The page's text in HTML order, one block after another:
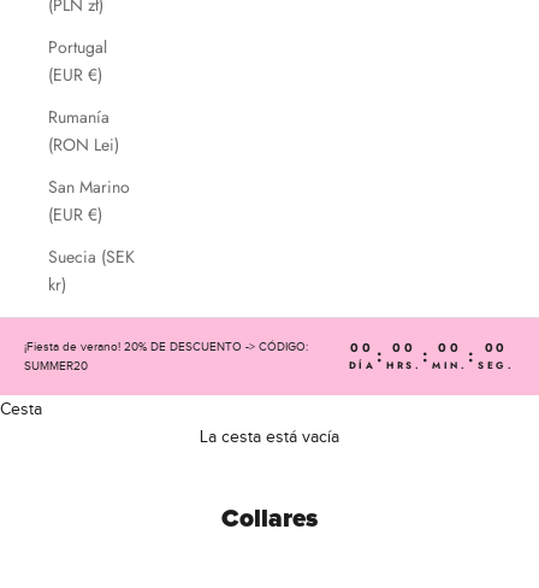
Portugal
(EUR €)
Rumanía
(RON Lei)
San Marino
(EUR €)
Suecia (SEK
kr)
¡Fiesta de verano! 20% DE DESCUENTO -> CÓDIGO:
SUMMER20
00
DÍA : 00
HRS. : 00
MIN. : 00
SEG.
Cesta
La cesta está vacía
Collares